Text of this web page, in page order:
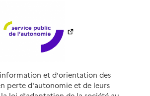
et d'orientation des
perte d'autonomie et de leurs